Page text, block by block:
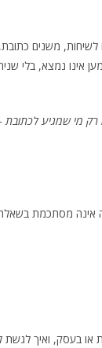
משנים
נמצא, בלי
רק מי שמגיע
מסתכמת
או בעסק, ואיך